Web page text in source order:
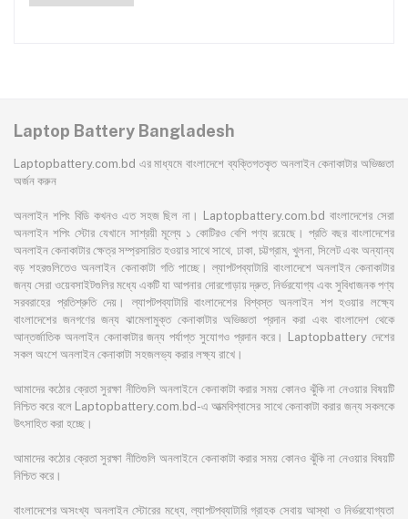
Laptop Battery Bangladesh
Laptopbattery.com.bd এর মাধ্যমে বাংলাদেশে ব্যক্তিগতকৃত অনলাইন কেনাকাটার অভিজ্ঞতা
অর্জন করুন
অনলাইন শপিং বিডি কখনও এত সহজ ছিল না। Laptopbattery.com.bd বাংলাদেশের সেরা
অনলাইন শপিং স্টোর যেখানে সাশ্রয়ী মূল্যে ১ কোটিরও বেশি পণ্য রয়েছে। প্রতি বছর বাংলাদেশের
অনলাইন কেনাকাটার ক্ষেত্র সম্প্রসারিত হওয়ার সাথে সাথে, ঢাকা, চট্টগ্রাম, খুলনা, সিলেট এবং অন্যান্য
বড় শহরগুলিতেও অনলাইন কেনাকাটা গতি পাচ্ছে। ল্যাপটপব্যাটারি বাংলাদেশে অনলাইন কেনাকাটার
জন্য সেরা ওয়েবসাইটগুলির মধ্যে একটি যা আপনার দোরগোড়ায় দ্রুত, নির্ভরযোগ্য এবং সুবিধাজনক পণ্য
সরবরাহের প্রতিশ্রুতি দেয়। ল্যাপটপব্যাটারি বাংলাদেশের বিশ্বস্ত অনলাইন শপ হওয়ার লক্ষ্যে
বাংলাদেশের জনগণের জন্য ঝামেলামুক্ত কেনাকাটার অভিজ্ঞতা প্রদান করা এবং বাংলাদেশ থেকে
আন্তর্জাতিক অনলাইন কেনাকাটার জন্য পর্যাপ্ত সুযোগও প্রদান করে। Laptopbattery দেশের
সকল অংশে অনলাইন কেনাকাটা সহজলভ্য করার লক্ষ্য রাখে।
আমাদের কঠোর ক্রেতা সুরক্ষা নীতিগুলি অনলাইনে কেনাকাটা করার সময় কোনও ঝুঁকি না নেওয়ার বিষয়টি
নিশ্চিত করে বলে Laptopbattery.com.bd-এ আত্মবিশ্বাসের সাথে কেনাকাটা করার জন্য সকলকে
উৎসাহিত করা হচ্ছে।
আমাদের কঠোর ক্রেতা সুরক্ষা নীতিগুলি অনলাইনে কেনাকাটা করার সময় কোনও ঝুঁকি না নেওয়ার বিষয়টি
নিশ্চিত করে।
বাংলাদেশের অসংখ্য অনলাইন স্টোরের মধ্যে, ল্যাপটপব্যাটারি গ্রাহক সেবায় আস্থা ও নির্ভরযোগ্যতা